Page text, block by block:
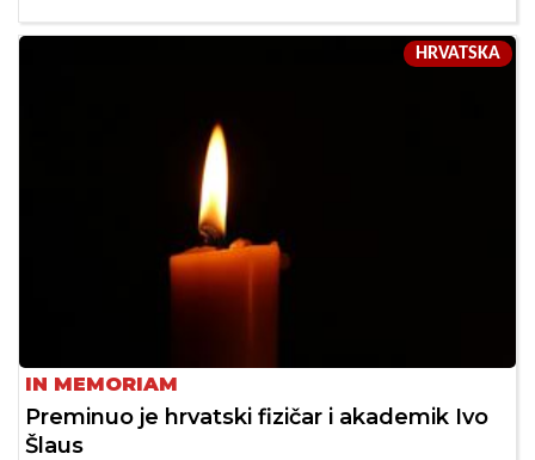
HRVATSKA
IN MEMORIAM
Preminuo je hrvatski fizičar i akademik Ivo
Šlaus